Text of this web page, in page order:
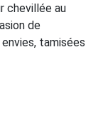
chevillée au
de
tamisées